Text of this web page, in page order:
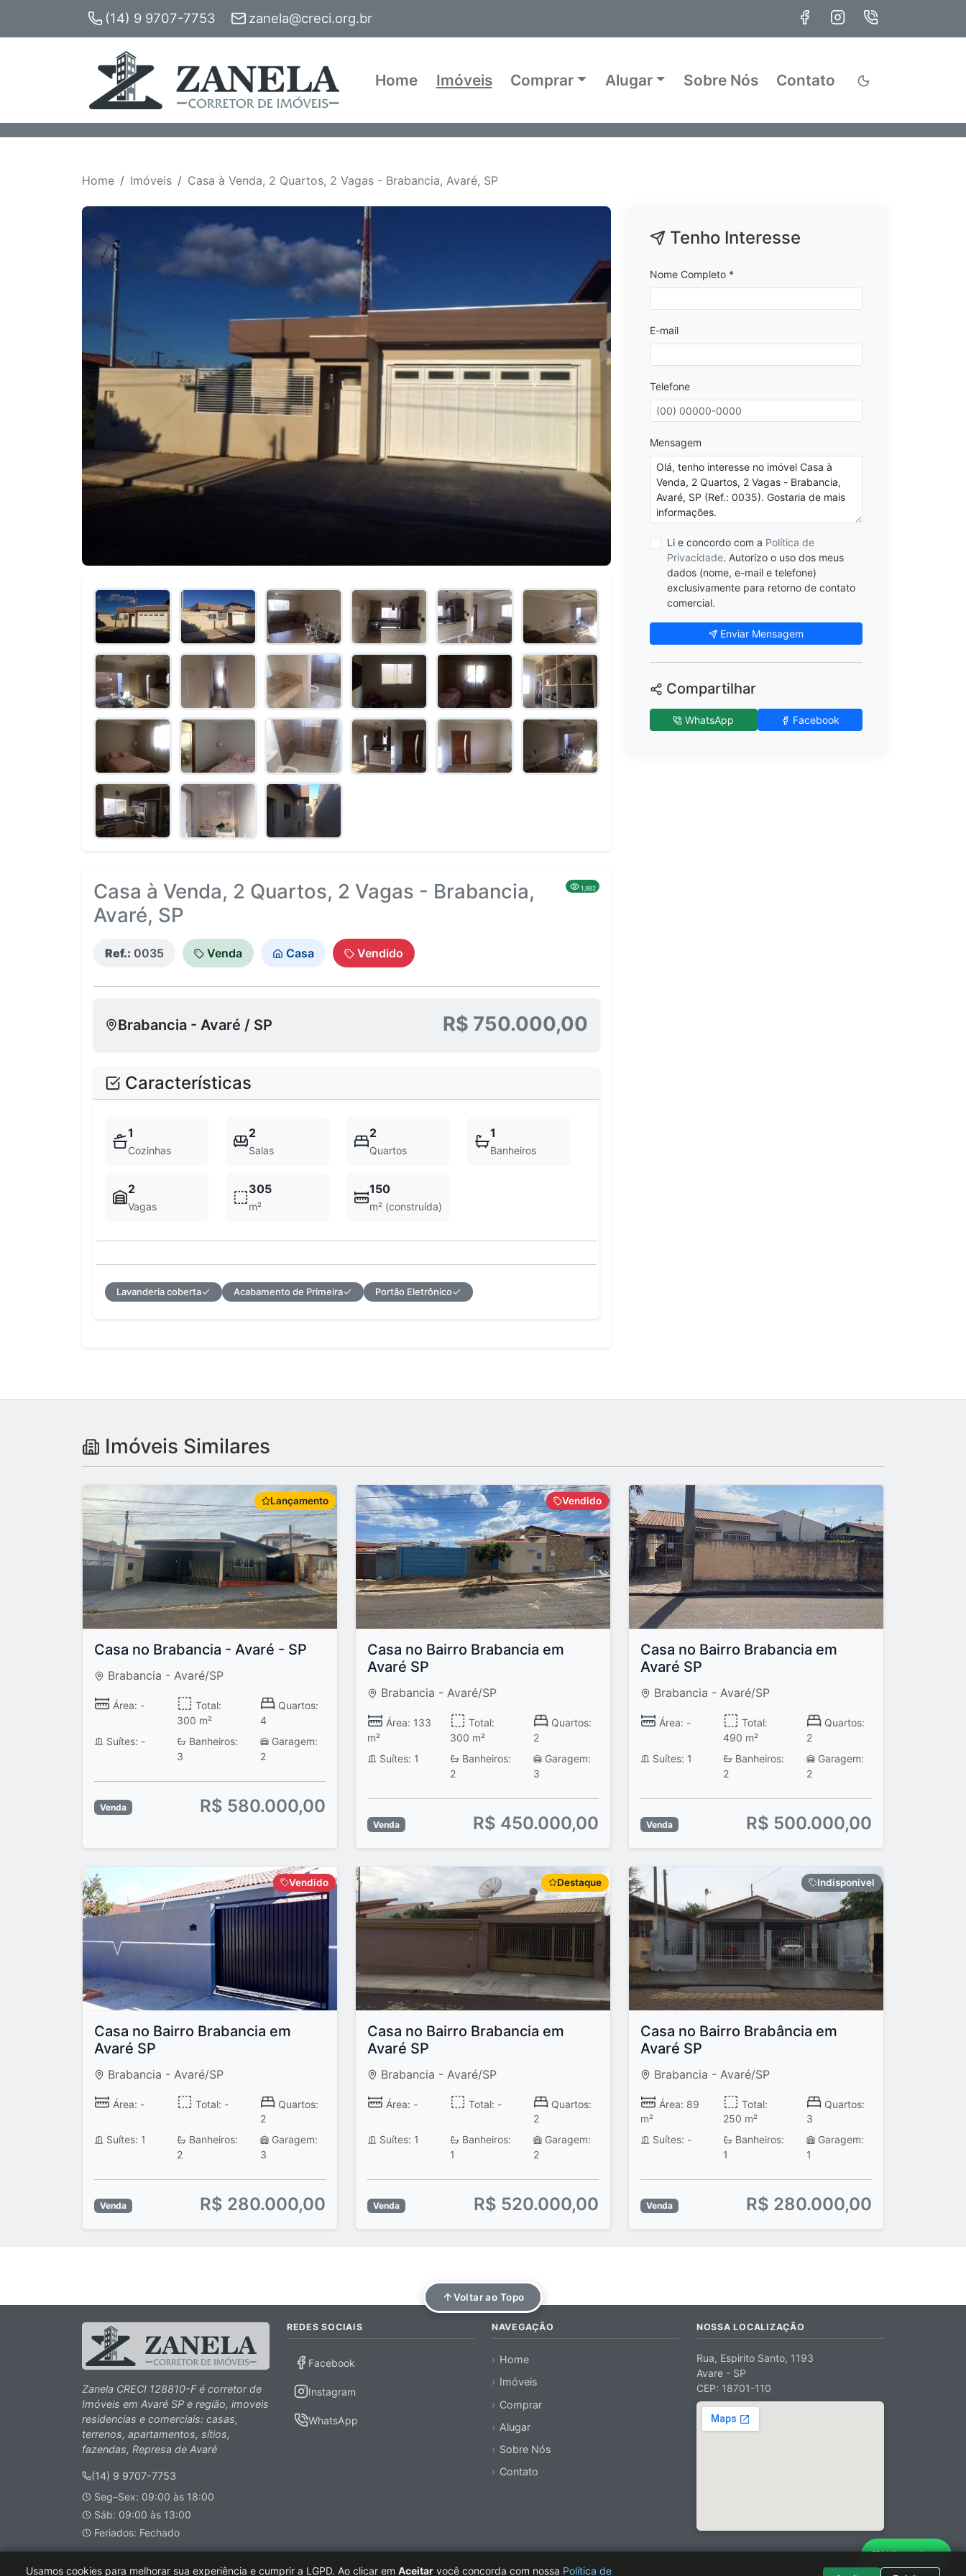
(14) 9 9707-7753 zanela@creci.org.br
Home Imóveis Comprar Alugar Sobre Nós Contato
Home Imóveis Casa à Venda, 2 Quartos, 2 Vagas - Brabancia, Avaré, SP
Casa à Venda, 2 Quartos, 2 Vagas - Brabancia,
Avaré, SP
1,882
Ref.: 0035 Venda Casa Vendido
Brabancia - Avaré / SP R$ 750.000,00
Características
1
Cozinhas
2
Salas
2
Quartos
1
Banheiros
2
Vagas
305
m²
150
m² (construída)
Lavanderia coberta Acabamento de Primeira Portão Eletrônico
Tenho Interesse
Nome Completo *
E-mail
Telefone
Mensagem
Li e concordo com a Política de
Privacidade. Autorizo o uso dos meus
dados (nome, e-mail e telefone)
exclusivamente para retorno de contato
comercial.
Enviar Mensagem
Compartilhar
WhatsApp Facebook
Imóveis Similares
Lançamento
Casa no Brabancia - Avaré - SP
Brabancia - Avaré/SP
Área: -
Total:
300 m²
Quartos:
4
Suítes: -
Banheiros:
3
Garagem:
2
Venda R$ 580.000,00
Vendido
Casa no Bairro Brabancia em
Avaré SP
Brabancia - Avaré/SP
Área: 133
m²
Total:
300 m²
Quartos:
2
Suítes: 1
Banheiros:
2
Garagem:
3
Venda R$ 450.000,00
Casa no Bairro Brabancia em
Avaré SP
Brabancia - Avaré/SP
Área: -
Total:
490 m²
Quartos:
2
Suítes: 1
Banheiros:
2
Garagem:
2
Venda R$ 500.000,00
Vendido
Casa no Bairro Brabancia em
Avaré SP
Brabancia - Avaré/SP
Área: - Total: -
Quartos:
2
Suítes: 1
Banheiros:
2
Garagem:
3
Venda R$ 280.000,00
Destaque
Casa no Bairro Brabancia em
Avaré SP
Brabancia - Avaré/SP
Área: - Total: -
Quartos:
2
Suítes: 1
Banheiros:
1
Garagem:
2
Venda R$ 520.000,00
Indisponivel
Casa no Bairro Brabância em
Avaré SP
Brabancia - Avaré/SP
Área: 89
m²
Total:
250 m²
Quartos:
3
Suítes: -
Banheiros:
1
Garagem:
1
Venda R$ 280.000,00
Voltar ao Topo
Zanela CRECI 128810-F é corretor de
Imóveis em Avaré SP e região, imoveis
residencias e comerciais: casas,
terrenos, apartamentos, sítios,
fazendas, Represa de Avaré
(14) 9 9707-7753
Seg–Sex: 09:00 às 18:00
Sáb: 09:00 às 13:00
Feriados: Fechado
REDES SOCIAIS
Facebook
Instagram
WhatsApp
NAVEGAÇÃO
Home
Imóveis
Comprar
Alugar
Sobre Nós
Contato
NOSSA LOCALIZAÇÃO
Rua, Espirito Santo, 1193
Avare - SP
CEP: 18701-110
WhatsApp
Usamos cookies para melhorar sua experiência e cumprir a LGPD. Ao clicar em Aceitar você concorda com nossa Política de